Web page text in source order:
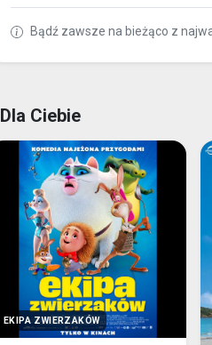
Bądź zawsze na bieżąco z
Dla Ciebie
EKIPA ZWIERZAKÓW